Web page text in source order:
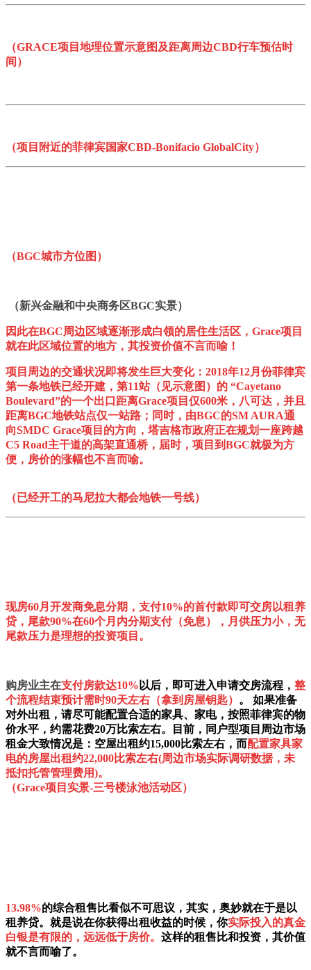
（GRACE项目地理位置示意图及距离周边CBD行车预估时
间）
（项目附近的菲律宾国家CBD-Bonifacio GlobalCity）
（BGC城市方位图）
（新兴金融和中央商务区BGC实景）
因此在BGC周边区域逐渐形成白领的居住生活区，Grace项目
就在此区域位置的地方，其投资价值不言而喻！
项目周边的交通状况即将发生巨大变化：2018年12月份菲律宾
第一条地铁已经开建，第11站（见示意图）的 “Cayetano
Boulevard”的一个出口距离Grace项目仅600米，八可达，并且
距离BGC地铁站点仅一站路；同时，由BGC的SM AURA通
向SMDC Grace项目的方向，塔吉格市政府正在规划一座跨越
C5 Road主干道的高架直通桥，届时，项目到BGC就极为方
便，房价的涨幅也不言而喻。
（已经开工的马尼拉大都会地铁一号线）
现房60月开发商免息分期，支付10%的首付款即可交房以租养
贷，尾款90%在60个月内分期支付（免息）
，月供压力小，无
尾款压力是理想的投资项目。
购房业主在支付房款达10% 以后，即可进入申请交房流程， 整
个流程结束预计需时90天左右（拿到房屋钥匙） 。 如果准备
对外出租，请尽可能配置合适的家具、家电，按照菲律宾的物
价水平，约需花费20万比索左右。目前，同户型项目周边市场
租金大致情况是：空屋出租约15,000比索左右，而配置家具家
电的房屋出租约22,000比索左右(周边市场实际调研数据，未
抵扣托管管理费用)。
（Grace项目实景-三号楼泳池活动区）
13.98%的综合租售比看似不可思议，其实，奥妙就在于是以
租养贷。就是说在你获得出租收益的时候，你实际投入的真金
白银是有限的，远远低于房价。 这样的租售比和投资，其价值
就不言而喻了。